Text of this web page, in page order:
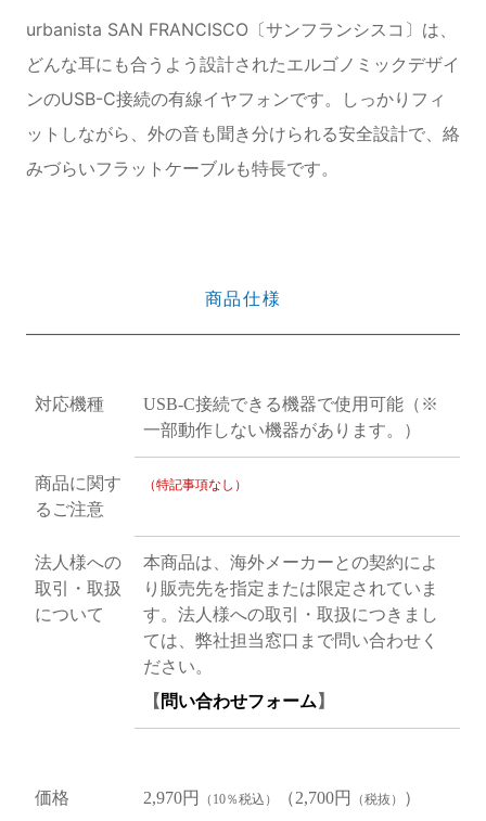
urbanista SAN FRANCISCO〔サンフランシスコ〕は、
どんな耳にも合うよう設計されたエルゴノミックデザイ
ンのUSB-C接続の有線イヤフォンです。しっかりフィ
ットしながら、外の音も聞き分けられる安全設計で、絡
みづらいフラットケーブルも特長です。
商品仕様
対応機種
USB-C接続できる機器で使用可能（※
一部動作しない機器があります。）
商品に関す
るご注意
（特記事項なし）
法人様への
取引・取扱
について
本商品は、海外メーカーとの契約によ
り販売先を指定または限定されていま
す。法人様への取引・取扱につきまし
ては、弊社担当窓口まで問い合わせく
ださい。
【 問い合わせフォーム 】
価格 2,970円 （10％税込） （2,700円 （税抜） ）